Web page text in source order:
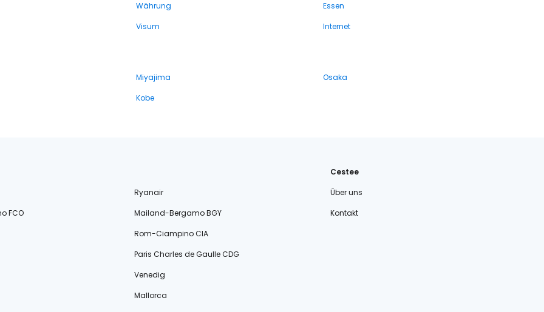
Währung
Essen
Visum
Internet
Miyajima
Osaka
Kobe
Ryanair
FCO
Mailand-Bergamo BGY
Rom-Ciampino CIA
Paris Charles de Gaulle CDG
Venedig
Mallorca
Cestee
Über uns
Kontakt